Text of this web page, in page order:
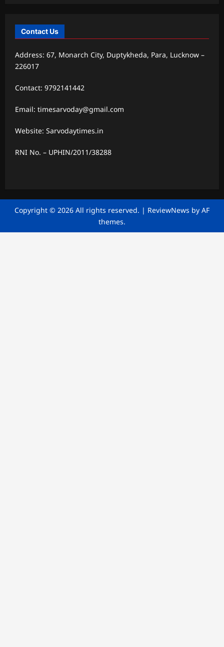
Contact Us
Address: 67, Monarch City, Duptykheda, Para, Lucknow –
226017
Contact: 9792141442
Email: timesarvoday@gmail.com
Website: Sarvodaytimes.in
RNI No. – UPHIN/2011/38288
Copyright © 2026 All rights reserved. | ReviewNews by AF
themes.